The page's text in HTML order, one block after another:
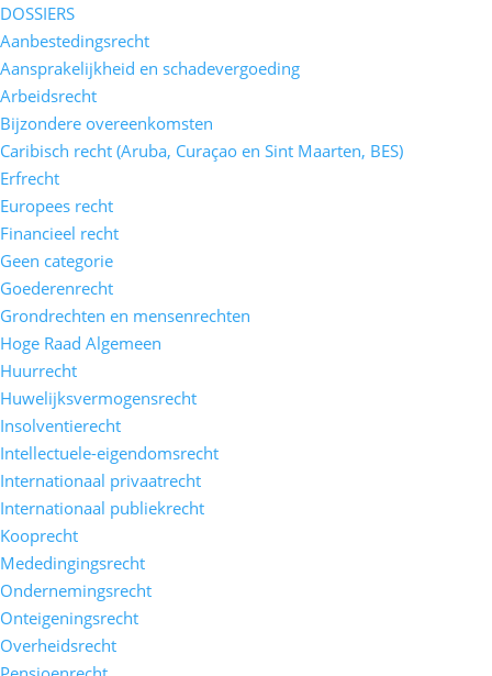
DOSSIERS
Aanbestedingsrecht
Aansprakelijkheid en schadevergoeding
Arbeidsrecht
Bijzondere overeenkomsten
Caribisch recht (Aruba, Curaçao en Sint Maarten, BES)
Erfrecht
Europees recht
Financieel recht
Geen categorie
Goederenrecht
Grondrechten en mensenrechten
Hoge Raad Algemeen
Huurrecht
Huwelijksvermogensrecht
Insolventierecht
Intellectuele-eigendomsrecht
Internationaal privaatrecht
Internationaal publiekrecht
Kooprecht
Mededingingsrecht
Ondernemingsrecht
Onteigeningsrecht
Overheidsrecht